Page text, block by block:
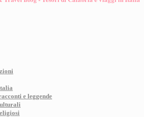
e leggende